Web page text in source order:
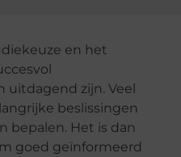
en het
uitdagend zijn. Veel
beslissingen
bepalen. Het is dan
goed geïnformeerd